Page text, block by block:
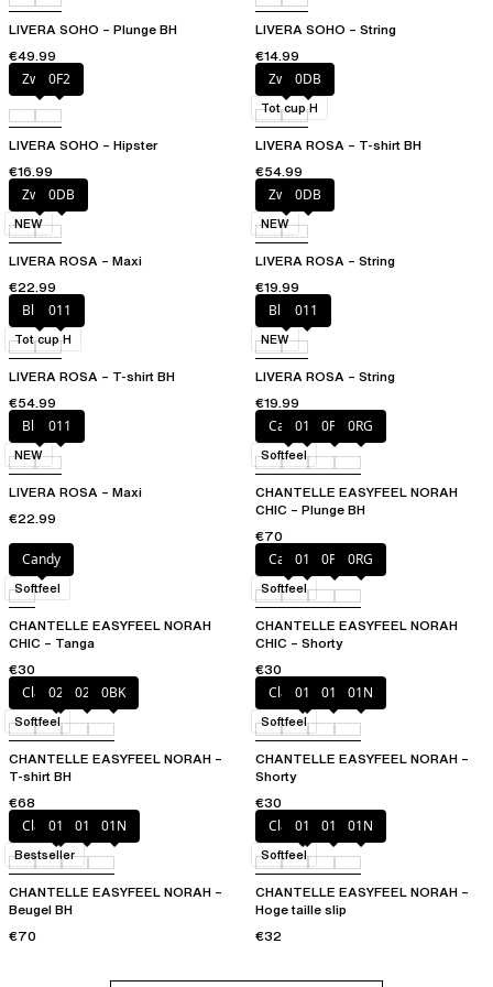
LIVERA SOHO – Plunge BH
€49.99
LIVERA SOHO – String
€14.99
Zwart0F2
LIVERA SOHO – Hipster
€16.99
Zwart0DB
LIVERA ROSA – T-shirt BH
€54.99
Tot cup H
Zwart0DB
LIVERA ROSA – Maxi
€22.99
NEW
Zwart0DB
LIVERA ROSA – String
€19.99
NEW
Blush011
LIVERA ROSA – T-shirt BH
€54.99
Tot cup H
Blush011
LIVERA ROSA – String
€19.99
NEW
Blush011
LIVERA ROSA – Maxi
€22.99
NEW
Candy
011 0PD 0RG
CHANTELLE EASYFEEL NORAH
CHIC – Plunge BH
€70
Softfeel
Candy
CHANTELLE EASYFEEL NORAH
CHIC – Tanga
€30
Softfeel
Candy
011 0PD 0RG
CHANTELLE EASYFEEL NORAH
CHIC – Shorty
€30
Softfeel
Clay Green
023 027 0BK
CHANTELLE EASYFEEL NORAH –
T-shirt BH
€68
Softfeel
Clay Green
010 011 01N
CHANTELLE EASYFEEL NORAH –
Shorty
€30
Softfeel
Clay Green
010 011 01N
CHANTELLE EASYFEEL NORAH –
Beugel BH
€70
Bestseller
Clay Green
010 011 01N
CHANTELLE EASYFEEL NORAH –
Hoge taille slip
€32
Softfeel